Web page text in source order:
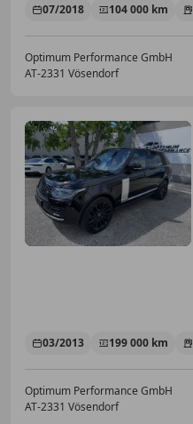
07/2018 104 000 km
Optimum Performance GmbH
AT-2331 Vösendorf
03/2013 199 000 km
Optimum Performance GmbH
AT-2331 Vösendorf